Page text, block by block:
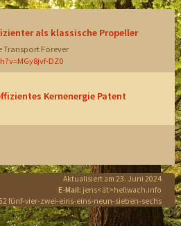
als klassische Propeller
Transport Forever
DZ0
Kernenergie Patent
Aktualisiert am 23. Juni 2024
E-Mail: jens<ät>hellwach.info
fünf-vier-zwei-eins-eins-neun-sieben-sechs